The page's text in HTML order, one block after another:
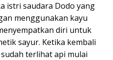
istri saudara Dodo yang
menggunakan kayu
diri untuk
sayur. Ketika kembali
terlihat api mulai